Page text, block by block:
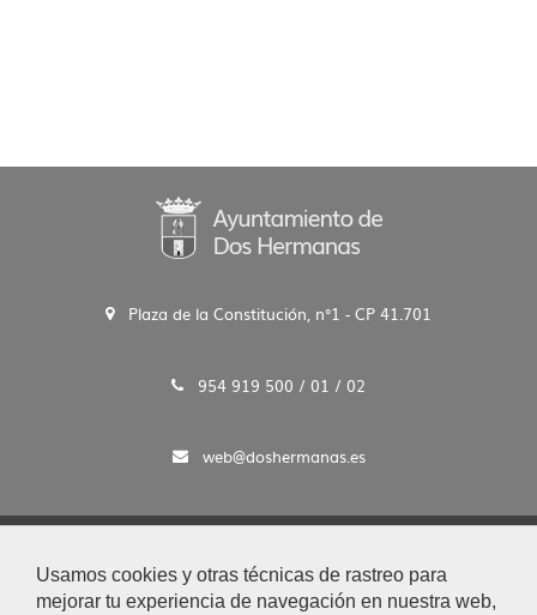
Usamos cookies y otras técnicas de rastreo para
mejorar tu experiencia de navegación en nuestra web,
Plaza de la Constitución, n°1 - CP 41.701
954 919 500 / 01 / 02
web@doshermanas.es
Aviso Legal y Protección de Datos
|